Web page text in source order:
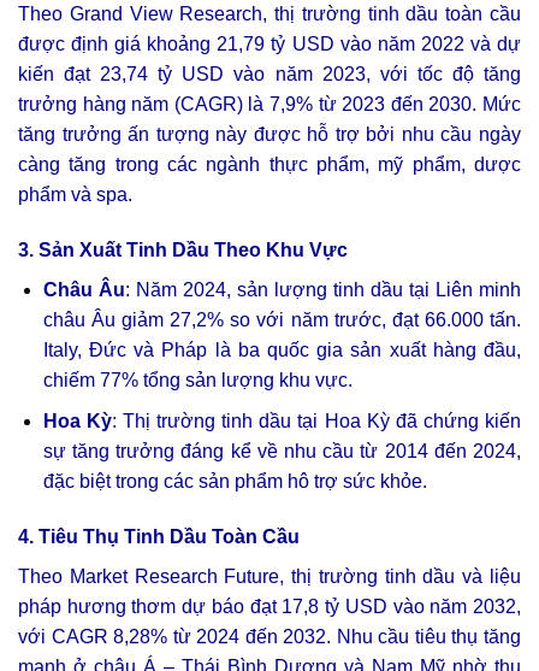
Theo Grand View Research, thị trường tinh dầu toàn cầu
được định giá khoảng 21,79 tỷ USD vào năm 2022 và dự
kiến đạt 23,74 tỷ USD vào năm 2023, với tốc độ tăng
trưởng hàng năm (CAGR) là 7,9% từ 2023 đến 2030. Mức
tăng trưởng ấn tượng này được hỗ trợ bởi nhu cầu ngày
càng tăng trong các ngành thực phẩm, mỹ phẩm, dược
phẩm và spa.
3. Sản Xuất Tinh Dầu Theo Khu Vực
Châu Âu: Năm 2024, sản lượng tinh dầu tại Liên minh
châu Âu giảm 27,2% so với năm trước, đạt 66.000 tấn.
Italy, Đức và Pháp là ba quốc gia sản xuất hàng đầu,
chiếm 77% tổng sản lượng khu vực.
Hoa Kỳ: Thị trường tinh dầu tại Hoa Kỳ đã chứng kiến
sự tăng trưởng đáng kể về nhu cầu từ 2014 đến 2024,
đặc biệt trong các sản phẩm hô trợ sức khỏe.
4. Tiêu Thụ Tinh Dầu Toàn Cầu
Theo Market Research Future, thị trường tinh dầu và liệu
pháp hương thơm dự báo đạt 17,8 tỷ USD vào năm 2032,
với CAGR 8,28% từ 2024 đến 2032. Nhu cầu tiêu thụ tăng
mạnh ở châu Á – Thái Bình Dương và Nam Mỹ nhờ thu